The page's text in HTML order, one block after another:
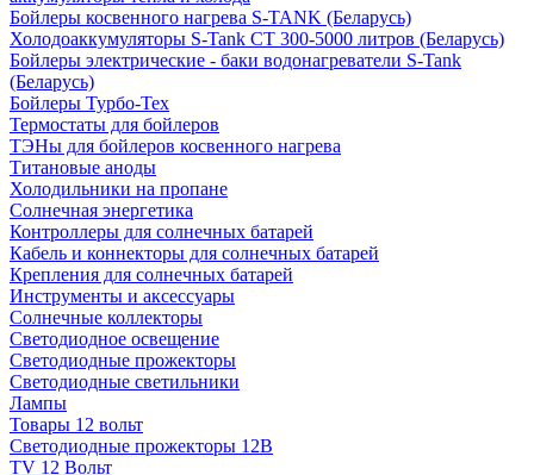
Бойлеры косвенного нагрева S-TANK (Беларусь)
Холодоаккумуляторы S-Tank СТ 300-5000 литров (Беларусь)
Бойлеры электрические - баки водонагреватели S-Tank
(Беларусь)
Бойлеры Турбо-Тех
Термостаты для бойлеров
ТЭНы для бойлеров косвенного нагрева
Титановые аноды
Холодильники на пропане
Солнечная энергетика
Контроллеры для солнечных батарей
Кабель и коннекторы для солнечных батарей
Крепления для солнечных батарей
Инструменты и аксессуары
Солнечные коллекторы
Светодиодное освещение
Светодиодные прожекторы
Светодиодные светильники
Лампы
Товары 12 вольт
Светодиодные прожекторы 12В
TV 12 Вольт